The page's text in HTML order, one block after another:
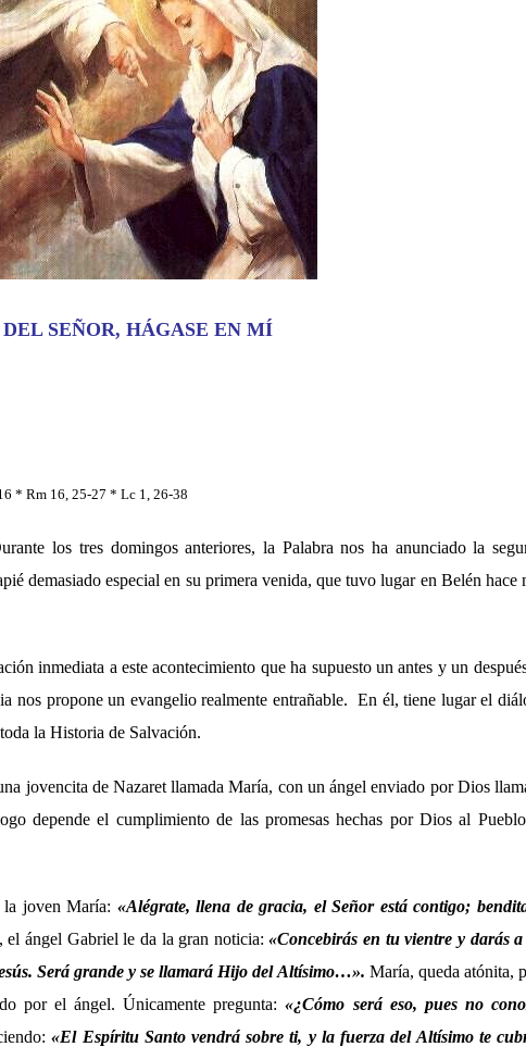
SEÑOR, HÁGASE EN MÍ
* Rm 16, 25-27 * Lc 1, 26-38
los tres domingos anteriores, la Palabra nos ha anunciado la
demasiado especial en su primera venida, que tuvo lugar en Belén hace
inmediata a este acontecimiento que ha supuesto un antes y un
nos propone un evangelio realmente entrañable. En él, tiene lugar el
la Historia de Salvación.
jovencita de Nazaret llamada María, con un ángel enviado por Dios
depende el cumplimiento de las promesas hechas por Dios al
la joven María: «Alégrate, llena de gracia, el Señor está contigo;
el ángel Gabriel le da la gran noticia:«Concebirás en tu vientre y darás
Será grande y se llamará Hijo del Altísimo…». María, queda atónita,
por el ángel. Únicamente pregunta:«¿Cómo será eso, pues no
«El Espíritu Santo vendrá sobre ti, y la fuerza del Altísimo te